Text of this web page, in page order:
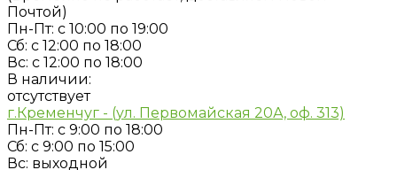
Почтой)
Пн-Пт: с 10:00 по 19:00
Сб: с 12:00 по 18:00
Вс: с 12:00 по 18:00
В наличии:
отсутствует
г.Кременчуг - (ул. Первомайская 20А, оф. 313)
Пн-Пт: с 9:00 по 18:00
Сб: с 9:00 по 15:00
Вс: выходной